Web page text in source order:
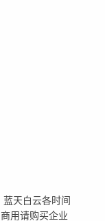
蓝天白云各时间
用请购买企业